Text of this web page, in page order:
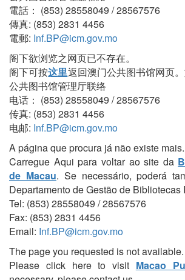
電話： (853) 28558049 / 28567576
傳真: (853) 2831 4456
電郵: Inf.BP@icm.gov.mo
阁下欲浏览之网页已不存在。
阁下可按这里返回澳门公共图书馆网页
公共图书馆管理厅联络
电话： (853) 28558049 / 28567576
传真: (853) 2831 4456
电邮: Inf.BP@icm.gov.mo
A página que procura já não existe mais.
Carregue Aqui para voltar ao site da
de Macau. Se necessário, poderá
Departamento de Gestão de Bibliotecas
Tel: (853) 28558049 / 28567576
Fax: (853) 2831 4456
Email: Inf.BP@icm.gov.mo
The page you requested is not available.
Please click here to visit Macao